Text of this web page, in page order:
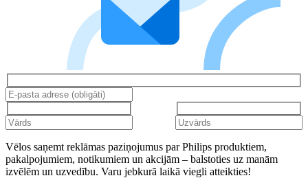
Vēlos saņemt reklāmas paziņojumus par Philips produktiem,
pakalpojumiem, notikumiem un akcijām – balstoties uz manām
izvēlēm un uzvedību. Varu jebkurā laikā viegli atteikties!